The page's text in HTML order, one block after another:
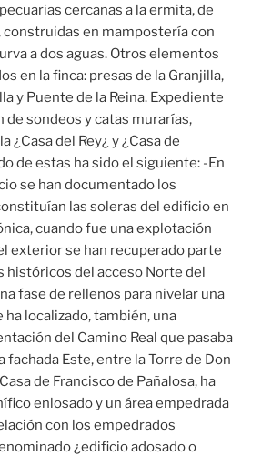
cercanas a la ermita, de
construidas en mampostería con
a dos aguas. Otros elementos
en la finca: presas de la Granjilla,
y Puente de la Reina. Expediente
de sondeos y catas murarías,
¿Casa del Rey¿ y ¿Casa de
de estas ha sido el siguiente: -En
se han documentado los
las soleras del edificio en
cuando fue una explotación
exterior se han recuperado parte
históricos del acceso Norte del
fase de rellenos para nivelar una
ha localizado, también, una
del Camino Real que pasaba
fachada Este, entre la Torre de Don
de Francisco de Pañalosa, ha
enlosado y un área empedrada
con los empedrados
¿edificio adosado o